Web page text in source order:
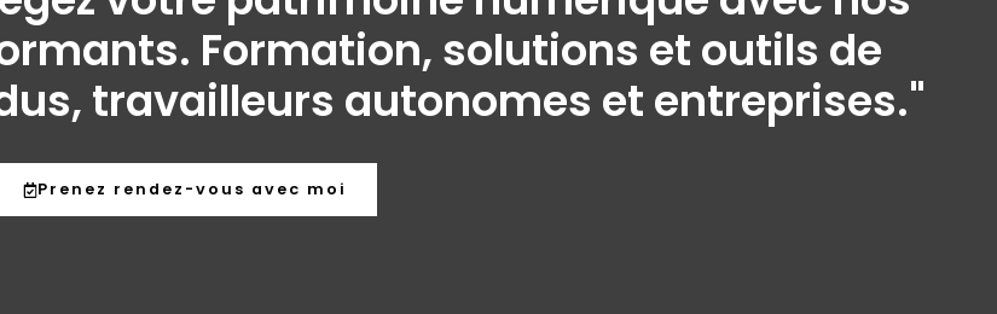
Formation, solutions et outils de
travailleurs autonomes et entreprises."
Prenez rendez-vous avec moi